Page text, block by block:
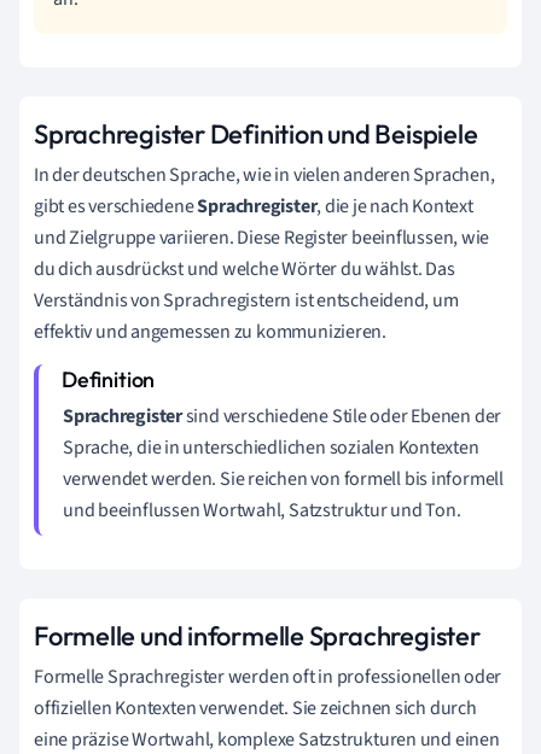
Sprachregister Definition und Beispiele
In der deutschen Sprache, wie in vielen anderen Sprachen,
gibt es verschiedeneSprachregister, die je nach Kontext
und Zielgruppe variieren. Diese Register beeinflussen, wie
du dich ausdrückst und welche Wörter du wählst. Das
Verständnis von Sprachregistern ist entscheidend, um
effektiv und angemessen zu kommunizieren.
Sprachregistersind verschiedene Stile oder Ebenen der
Sprache, die in unterschiedlichen sozialen Kontexten
verwendet werden. Sie reichen von formell bis informell
und beeinflussen Wortwahl, Satzstruktur und Ton.
Formelle und informelle Sprachregister
Formelle Sprachregister werden oft in professionellen oder
offiziellen Kontexten verwendet. Sie zeichnen sich durch
eine präzise Wortwahl, komplexe Satzstrukturen und einen